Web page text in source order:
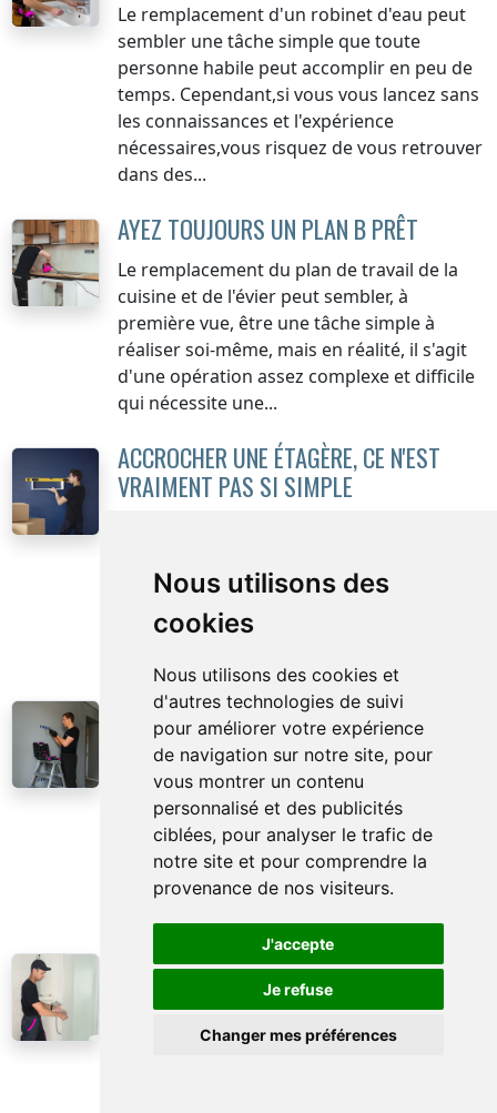
Nous utilisons des
cookies
Nous utilisons des cookies et
d'autres technologies de suivi
pour améliorer votre expérience
de navigation sur notre site, pour
vous montrer un contenu
personnalisé et des publicités
ciblées, pour analyser le trafic de
notre site et pour comprendre la
provenance de nos visiteurs.
J'accepte
Je refuse
Changer mes préférences
Le remplacement d'un robinet d'eau peut
sembler une tâche simple que toute
personne habile peut accomplir en peu de
temps. Cependant,si vous vous lancez sans
les connaissances et l'expérience
nécessaires,vous risquez de vous retrouver
dans des...
AYEZ TOUJOURS UN PLAN B PRÊT
Le remplacement du plan de travail de la
cuisine et de l'évier peut sembler, à
première vue, être une tâche simple à
réaliser soi-même, mais en réalité, il s'agit
d'une opération assez complexe et difficile
qui nécessite une...
ACCROCHER UNE ÉTAGÈRE, CE N'EST
VRAIMENT PAS SI SIMPLE
que presque tout le monde sur Terre peut
cheville et une vis, accrocher ou suspendre,
QUAND JE SAIS CE QUE JE VEUX, JE LE
COMMANDE
Le remplacement des interrupteurs et des
prises est un élément tout à fait courant de
l'entretien domestique, qui peut améliorer
considérablement la fonctionnalité et la
sécurité de l'installation électrique de votre
ART AVEC UN RÉSULTAT PARFAIT
Vous savez, remplacer une cabine de
douche, ce n'est pas un travail ordinaire.